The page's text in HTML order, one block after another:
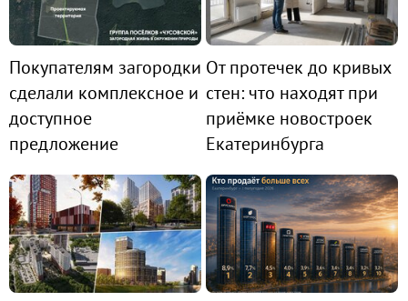
Покупателям загородки
сделали комплексное и
доступное
предложение
От протечек до кривых
стен: что находят при
приёмке новостроек
Екатеринбурга